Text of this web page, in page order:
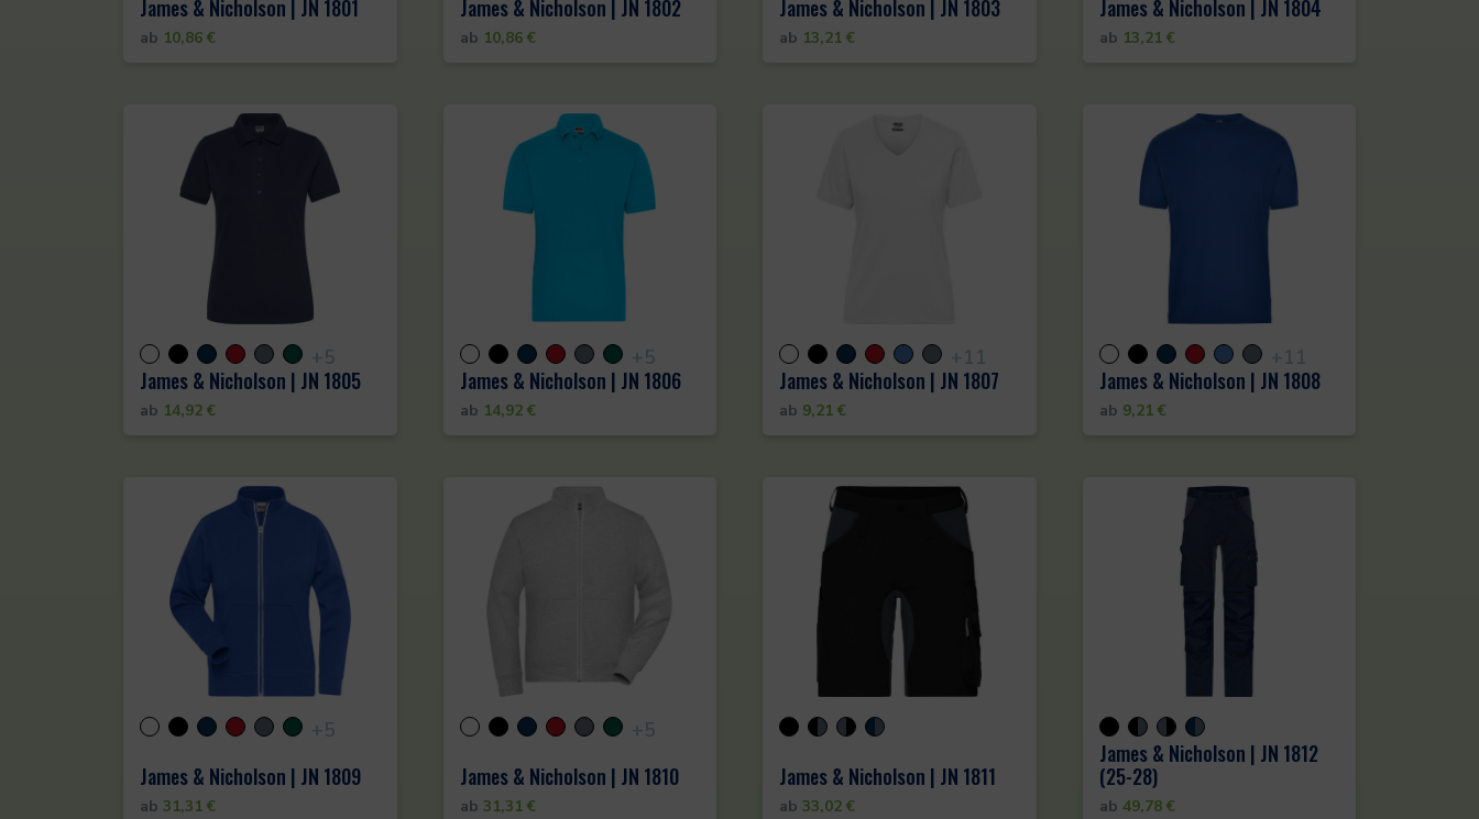
James & Nicholson | JN 1801
ab 10,86 €
James & Nicholson | JN 1802
ab 10,86 €
James & Nicholson | JN 1803
ab 13,21 €
James & Nicholson | JN 1804
ab 13,21 €
+5
James & Nicholson | JN 1805
ab 14,92 €
+5
James & Nicholson | JN 1806
ab 14,92 €
+11
James & Nicholson | JN 1807
ab 9,21 €
+11
James & Nicholson | JN 1808
ab 9,21 €
+5
James & Nicholson | JN 1809
ab 31,31 €
+5
James & Nicholson | JN 1810
ab 31,31 €
James & Nicholson | JN 1811
ab 33,02 €
James & Nicholson | JN 1812
(25-28)
ab 49,78 €